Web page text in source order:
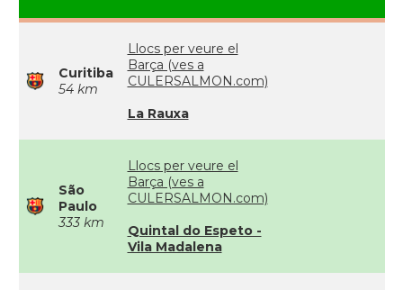
Curitiba
54 km
Llocs per veure el
Barça (ves a
CULERSALMON.com)
La Rauxa
São
Paulo
333 km
Llocs per veure el
Barça (ves a
CULERSALMON.com)
Quintal do Espeto -
Vila Madalena